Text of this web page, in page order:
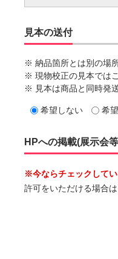
見本の送付
※ 納品箇所とは別の場
※ 現物校正の見本では
※ 見本は商品と同時発
希望しない 希
HPへの掲載(展示会
※今ならチェックして
許可をいただける場合